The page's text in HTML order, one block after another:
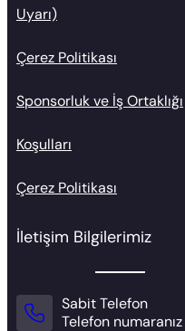
Uyarı)
Çerez Politikası
Sponsorluk ve İş Ortaklığı
Koşulları
Çerez Politikası
İletişim Bilgilerimiz
Sabit Telefon
Telefon